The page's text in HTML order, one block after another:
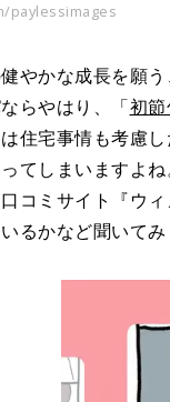
paylessimages
やかな成長を願
らやはり、「初節
住宅事情も考慮
てしまいますよね
コミサイト『ウ
るかなど聞いてみ